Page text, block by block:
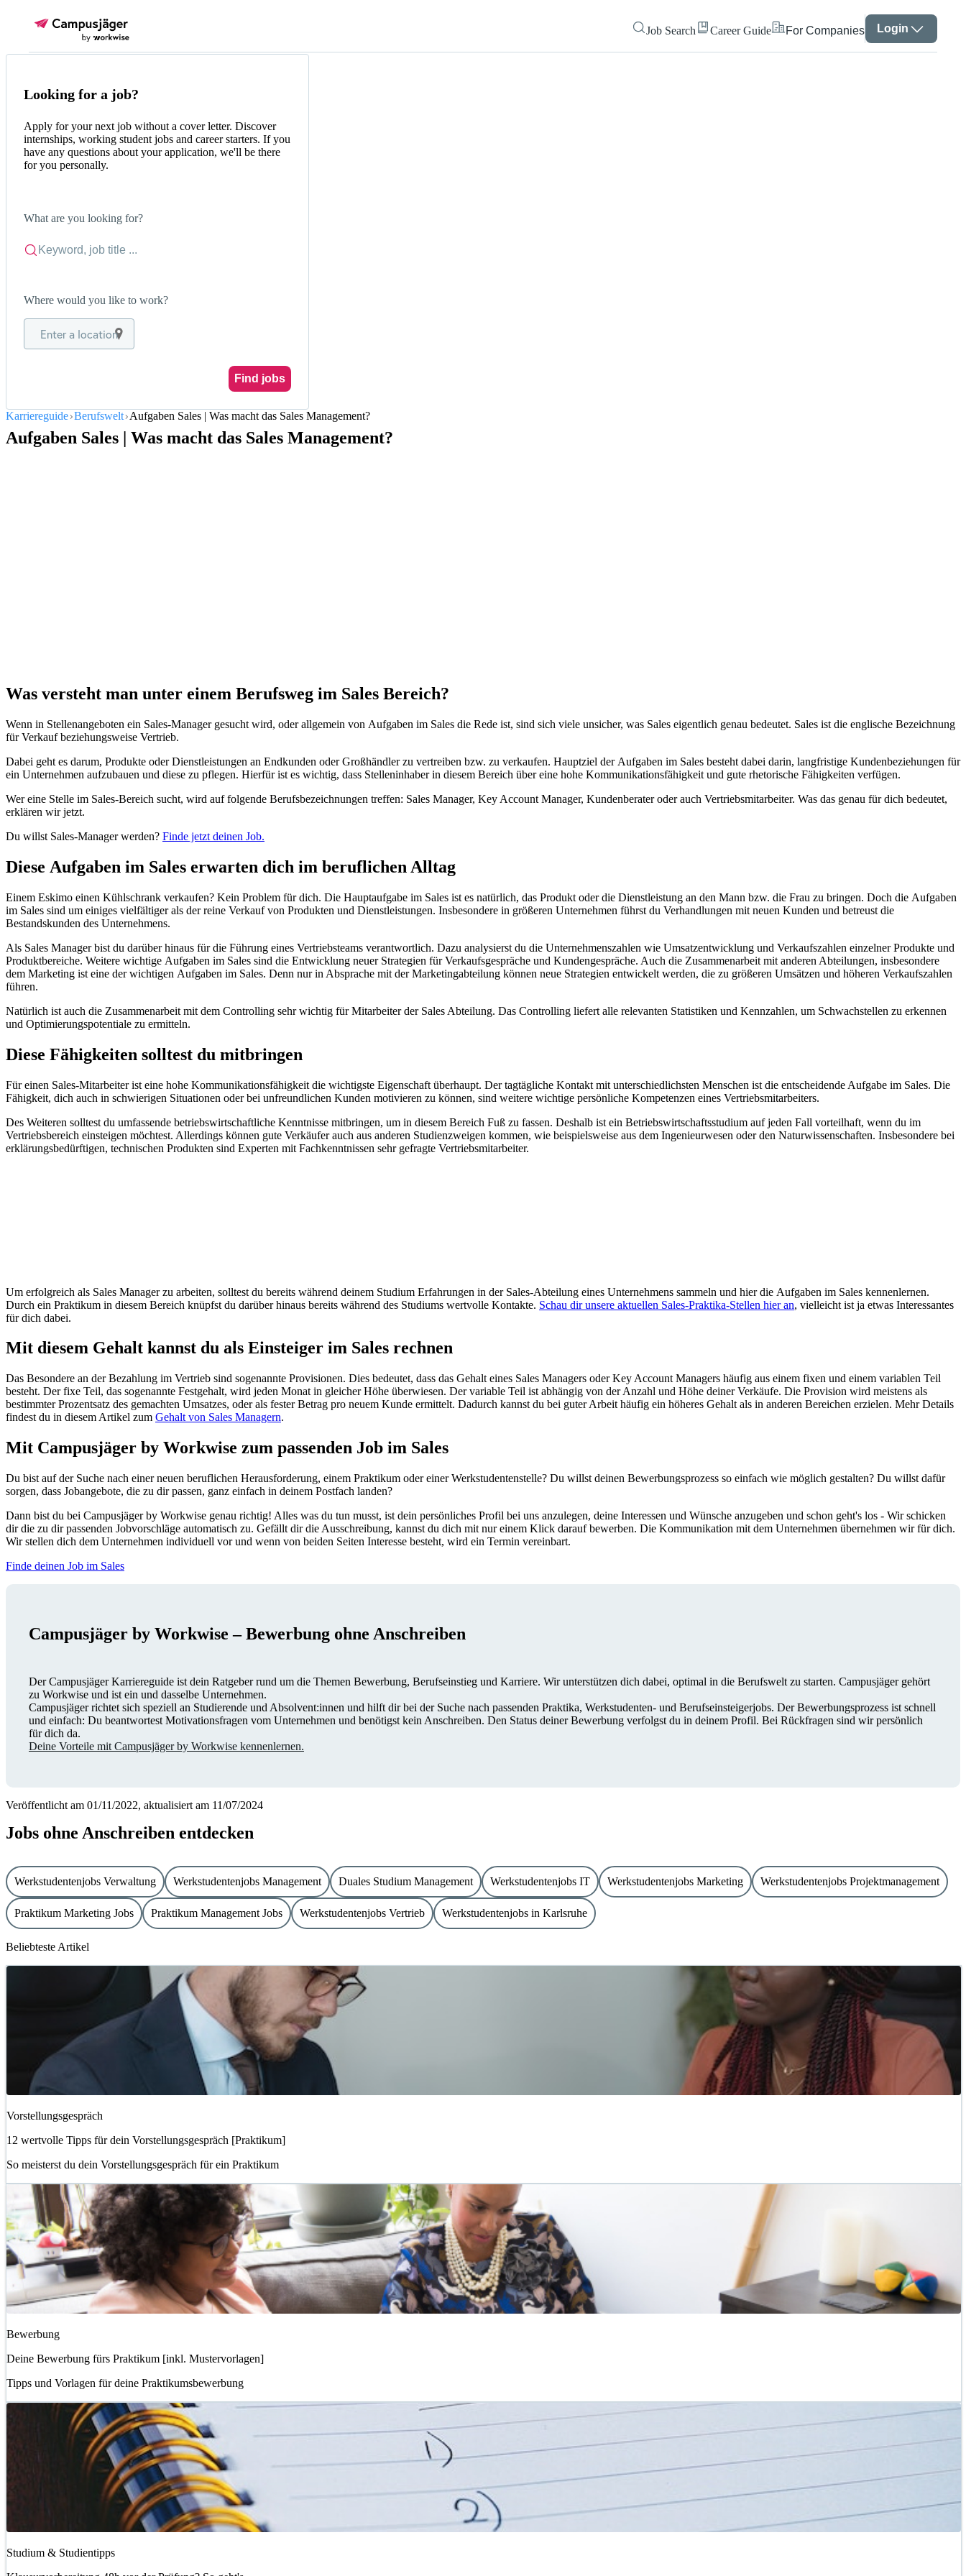
Job Search Career Guide For Companies Login
Looking for a job?
Apply for your next job without a cover letter. Discover
internships, working student jobs and career starters. If you
have any questions about your application, we'll be there
for you personally.
What are you looking for?
Where would you like to work?
Enter a location
Find jobs
Karriereguide Berufswelt Aufgaben Sales | Was macht das Sales Management?
Aufgaben Sales | Was macht das Sales Management?
Was versteht man unter einem Berufsweg im Sales Bereich?
Wenn in Stellenangeboten ein Sales-Manager gesucht wird, oder allgemein von Aufgaben im Sales die Rede ist, sind sich viele unsicher, was Sales eigentlich genau bedeutet. Sales ist die englische Bezeichnung
für Verkauf beziehungsweise Vertrieb.
Dabei geht es darum, Produkte oder Dienstleistungen an Endkunden oder Großhändler zu vertreiben bzw. zu verkaufen. Hauptziel der Aufgaben im Sales besteht dabei darin, langfristige Kundenbeziehungen für
ein Unternehmen aufzubauen und diese zu pflegen. Hierfür ist es wichtig, dass Stelleninhaber in diesem Bereich über eine hohe Kommunikationsfähigkeit und gute rhetorische Fähigkeiten verfügen.
Wer eine Stelle im Sales-Bereich sucht, wird auf folgende Berufsbezeichnungen treffen: Sales Manager, Key Account Manager, Kundenberater oder auch Vertriebsmitarbeiter. Was das genau für dich bedeutet,
erklären wir jetzt.
Du willst Sales-Manager werden? Finde jetzt deinen Job.
Diese Aufgaben im Sales erwarten dich im beruflichen Alltag
Einem Eskimo einen Kühlschrank verkaufen? Kein Problem für dich. Die Hauptaufgabe im Sales ist es natürlich, das Produkt oder die Dienstleistung an den Mann bzw. die Frau zu bringen. Doch die Aufgaben
im Sales sind um einiges vielfältiger als der reine Verkauf von Produkten und Dienstleistungen. Insbesondere in größeren Unternehmen führst du Verhandlungen mit neuen Kunden und betreust die
Bestandskunden des Unternehmens.
Als Sales Manager bist du darüber hinaus für die Führung eines Vertriebsteams verantwortlich. Dazu analysierst du die Unternehmenszahlen wie Umsatzentwicklung und Verkaufszahlen einzelner Produkte und
Produktbereiche. Weitere wichtige Aufgaben im Sales sind die Entwicklung neuer Strategien für Verkaufsgespräche und Kundengespräche. Auch die Zusammenarbeit mit anderen Abteilungen, insbesondere
dem Marketing ist eine der wichtigen Aufgaben im Sales. Denn nur in Absprache mit der Marketingabteilung können neue Strategien entwickelt werden, die zu größeren Umsätzen und höheren Verkaufszahlen
führen.
Natürlich ist auch die Zusammenarbeit mit dem Controlling sehr wichtig für Mitarbeiter der Sales Abteilung. Das Controlling liefert alle relevanten Statistiken und Kennzahlen, um Schwachstellen zu erkennen
und Optimierungspotentiale zu ermitteln.
Diese Fähigkeiten solltest du mitbringen
Für einen Sales-Mitarbeiter ist eine hohe Kommunikationsfähigkeit die wichtigste Eigenschaft überhaupt. Der tagtägliche Kontakt mit unterschiedlichsten Menschen ist die entscheidende Aufgabe im Sales. Die
Fähigkeit, dich auch in schwierigen Situationen oder bei unfreundlichen Kunden motivieren zu können, sind weitere wichtige persönliche Kompetenzen eines Vertriebsmitarbeiters.
Des Weiteren solltest du umfassende betriebswirtschaftliche Kenntnisse mitbringen, um in diesem Bereich Fuß zu fassen. Deshalb ist ein Betriebswirtschaftsstudium auf jeden Fall vorteilhaft, wenn du im
Vertriebsbereich einsteigen möchtest. Allerdings können gute Verkäufer auch aus anderen Studienzweigen kommen, wie beispielsweise aus dem Ingenieurwesen oder den Naturwissenschaften. Insbesondere bei
erklärungsbedürftigen, technischen Produkten sind Experten mit Fachkenntnissen sehr gefragte Vertriebsmitarbeiter.
Um erfolgreich als Sales Manager zu arbeiten, solltest du bereits während deinem Studium Erfahrungen in der Sales-Abteilung eines Unternehmens sammeln und hier die Aufgaben im Sales kennenlernen.
Durch ein Praktikum in diesem Bereich knüpfst du darüber hinaus bereits während des Studiums wertvolle Kontakte. Schau dir unsere aktuellen Sales-Praktika-Stellen hier an, vielleicht ist ja etwas Interessantes
für dich dabei.
Mit diesem Gehalt kannst du als Einsteiger im Sales rechnen
Das Besondere an der Bezahlung im Vertrieb sind sogenannte Provisionen. Dies bedeutet, dass das Gehalt eines Sales Managers oder Key Account Managers häufig aus einem fixen und einem variablen Teil
besteht. Der fixe Teil, das sogenannte Festgehalt, wird jeden Monat in gleicher Höhe überwiesen. Der variable Teil ist abhängig von der Anzahl und Höhe deiner Verkäufe. Die Provision wird meistens als
bestimmter Prozentsatz des gemachten Umsatzes, oder als fester Betrag pro neuem Kunde ermittelt. Dadurch kannst du bei guter Arbeit häufig ein höheres Gehalt als in anderen Bereichen erzielen. Mehr Details
findest du in diesem Artikel zum Gehalt von Sales Managern.
Mit Campusjäger by Workwise zum passenden Job im Sales
Du bist auf der Suche nach einer neuen beruflichen Herausforderung, einem Praktikum oder einer Werkstudentenstelle? Du willst deinen Bewerbungsprozess so einfach wie möglich gestalten? Du willst dafür
sorgen, dass Jobangebote, die zu dir passen, ganz einfach in deinem Postfach landen?
Dann bist du bei Campusjäger by Workwise genau richtig! Alles was du tun musst, ist dein persönliches Profil bei uns anzulegen, deine Interessen und Wünsche anzugeben und schon geht's los - Wir schicken
dir die zu dir passenden Jobvorschläge automatisch zu. Gefällt dir die Ausschreibung, kannst du dich mit nur einem Klick darauf bewerben. Die Kommunikation mit dem Unternehmen übernehmen wir für dich.
Wir stellen dich dem Unternehmen individuell vor und wenn von beiden Seiten Interesse besteht, wird ein Termin vereinbart.
Finde deinen Job im Sales
Campusjäger by Workwise – Bewerbung ohne Anschreiben
Der Campusjäger Karriereguide ist dein Ratgeber rund um die Themen Bewerbung, Berufseinstieg und Karriere. Wir unterstützen dich dabei, optimal in die Berufswelt zu starten. Campusjäger gehört
zu Workwise und ist ein und dasselbe Unternehmen.
Campusjäger richtet sich speziell an Studierende und Absolvent:innen und hilft dir bei der Suche nach passenden Praktika, Werkstudenten- und Berufseinsteigerjobs. Der Bewerbungsprozess ist schnell
und einfach: Du beantwortest Motivationsfragen vom Unternehmen und benötigst kein Anschreiben. Den Status deiner Bewerbung verfolgst du in deinem Profil. Bei Rückfragen sind wir persönlich
für dich da.
Deine Vorteile mit Campusjäger by Workwise kennenlernen.
Veröffentlicht am 01/11/2022, aktualisiert am 11/07/2024
Jobs ohne Anschreiben entdecken
Werkstudentenjobs Verwaltung Werkstudentenjobs Management Duales Studium Management Werkstudentenjobs IT Werkstudentenjobs Marketing Werkstudentenjobs Projektmanagement
Praktikum Marketing Jobs Praktikum Management Jobs Werkstudentenjobs Vertrieb Werkstudentenjobs in Karlsruhe
Beliebteste Artikel
Vorstellungsgespräch
12 wertvolle Tipps für dein Vorstellungsgespräch [Praktikum]
So meisterst du dein Vorstellungsgespräch für ein Praktikum
Bewerbung
Deine Bewerbung fürs Praktikum [inkl. Mustervorlagen]
Tipps und Vorlagen für deine Praktikumsbewerbung
Studium & Studientipps